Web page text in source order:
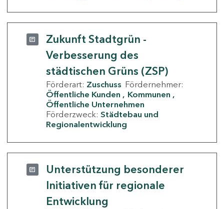
Zukunft Stadtgrün -
Verbesserung des
städtischen Grüns (ZSP)
Förderart: Zuschuss Fördernehmer:
Öffentliche Kunden
Kommunen
Öffentliche Unternehmen
Förderzweck: Städtebau und
Regionalentwicklung
Unterstützung besonderer
Initiativen für regionale
Entwicklung